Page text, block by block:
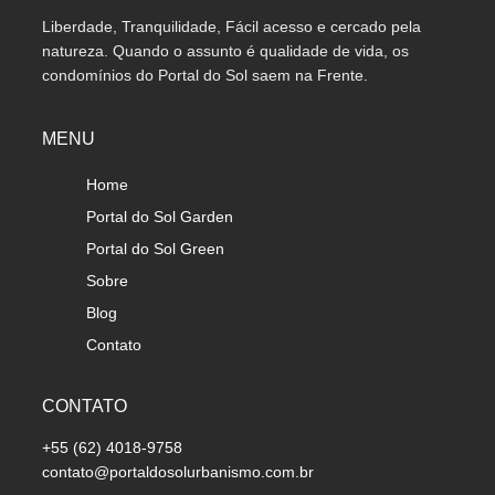
Liberdade, Tranquilidade, Fácil acesso e cercado pela
natureza. Quando o assunto é qualidade de vida, os
condomínios do Portal do Sol saem na Frente.
MENU
Home
Portal do Sol Garden
Portal do Sol Green
Sobre
Blog
Contato
CONTATO
+55 (62) 4018-9758
contato@portaldosolurbanismo.com.br